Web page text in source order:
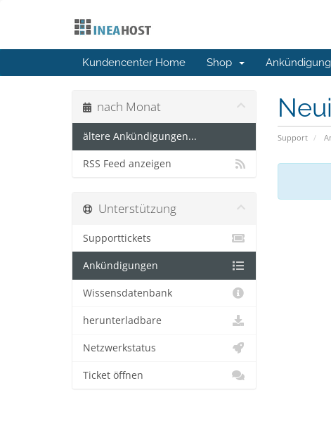
Kundencenter Home Shop
Support
nach Monat
ältere Ankündigungen...
RSS Feed anzeigen
Unterstützung
Supporttickets
Ankündigungen
Wissensdatenbank
herunterladbare
Netzwerkstatus
Ticket öffnen